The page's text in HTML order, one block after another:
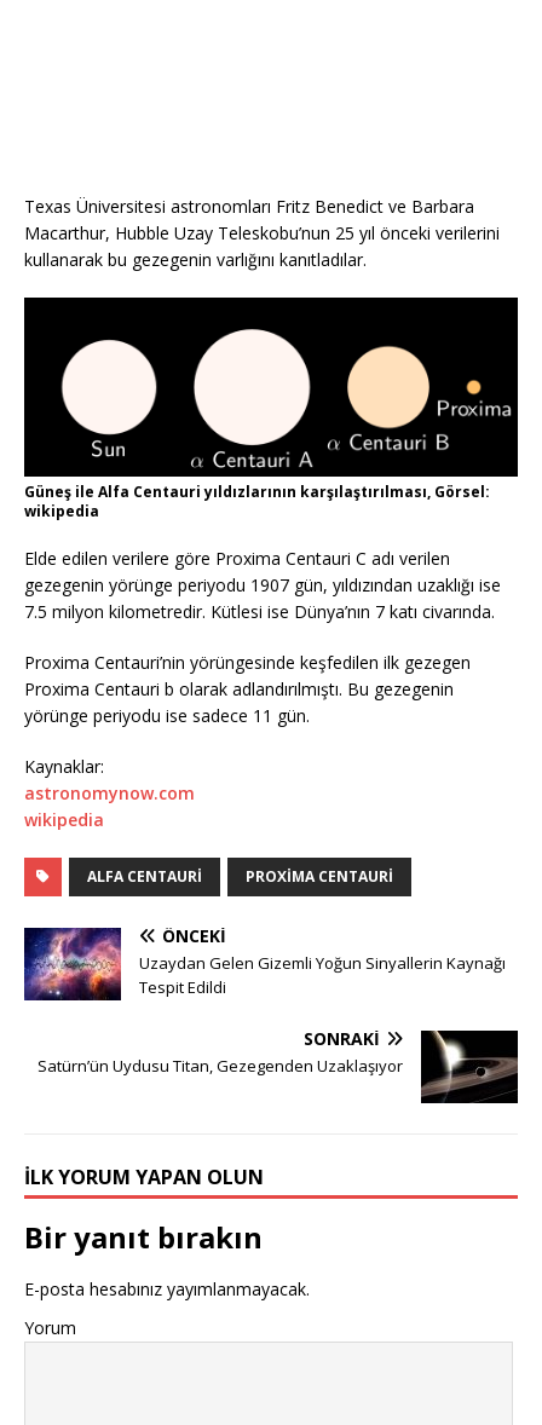
Texas Üniversitesi astronomları Fritz Benedict ve Barbara
Macarthur, Hubble Uzay Teleskobu’nun 25 yıl önceki verilerini
kullanarak bu gezegenin varlığını kanıtladılar.
Güneş ile Alfa Centauri yıldızlarının karşılaştırılması, Görsel:
wikipedia
Elde edilen verilere göre Proxima Centauri C adı verilen
gezegenin yörünge periyodu 1907 gün, yıldızından uzaklığı ise
7.5 milyon kilometredir. Kütlesi ise Dünya’nın 7 katı civarında.
Proxima Centauri’nin yörüngesinde keşfedilen ilk gezegen
Proxima Centauri b olarak adlandırılmıştı. Bu gezegenin
yörünge periyodu ise sadece 11 gün.
Kaynaklar:
astronomynow.com
wikipedia
ALFA CENTAURI PROXIMA CENTAURI
ÖNCEKI
Uzaydan Gelen Gizemli Yoğun Sinyallerin Kaynağı
Tespit Edildi
SONRAKI
Satürn’ün Uydusu Titan, Gezegenden Uzaklaşıyor
İLK YORUM YAPAN OLUN
Bir yanıt bırakın
E-posta hesabınız yayımlanmayacak.
Yorum